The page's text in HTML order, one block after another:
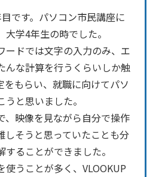
です。パソコン市民講座に
学4年生の時でした。
ードでは文字の入力のみ、エ
んな計算を行うくらいしか触
をもらい、就職に向けてパソ
と思いました。
、映像を見ながら自分で操作
しそうと思っていたことも分
ることができました。
使うことが多く、VLOOKUP